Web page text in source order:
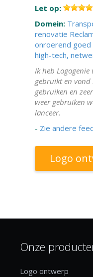
Let op:
Domein:
renovatie
onroerend goed
high-tech,
Ik heb
gebruikt en vond
gebruiken en
weer gebruiken
lanceer.
- Zie andere
Logo
Onze
Logo ontwerp